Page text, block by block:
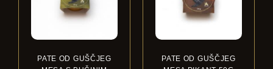
PATE OD GUŠČJEG
PATE OD GUŠČJEG